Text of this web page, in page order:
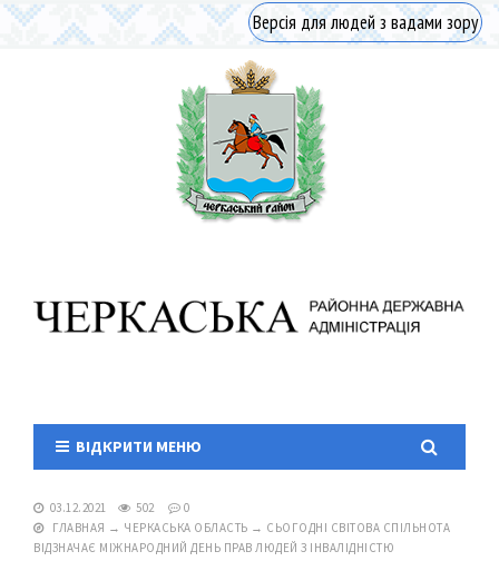
Версія для людей з вадами зору
ВІДКРИТИ МЕНЮ
03.12.2021 502
0
ГЛАВНАЯ → ЧЕРКАСЬКА ОБЛАСТЬ → СЬОГОДНІ СВІТОВА СПІЛЬНОТА
ВІДЗНАЧАЄ МІЖНАРОДНИЙ ДЕНЬ ПРАВ ЛЮДЕЙ З ІНВАЛІДНІСТЮ